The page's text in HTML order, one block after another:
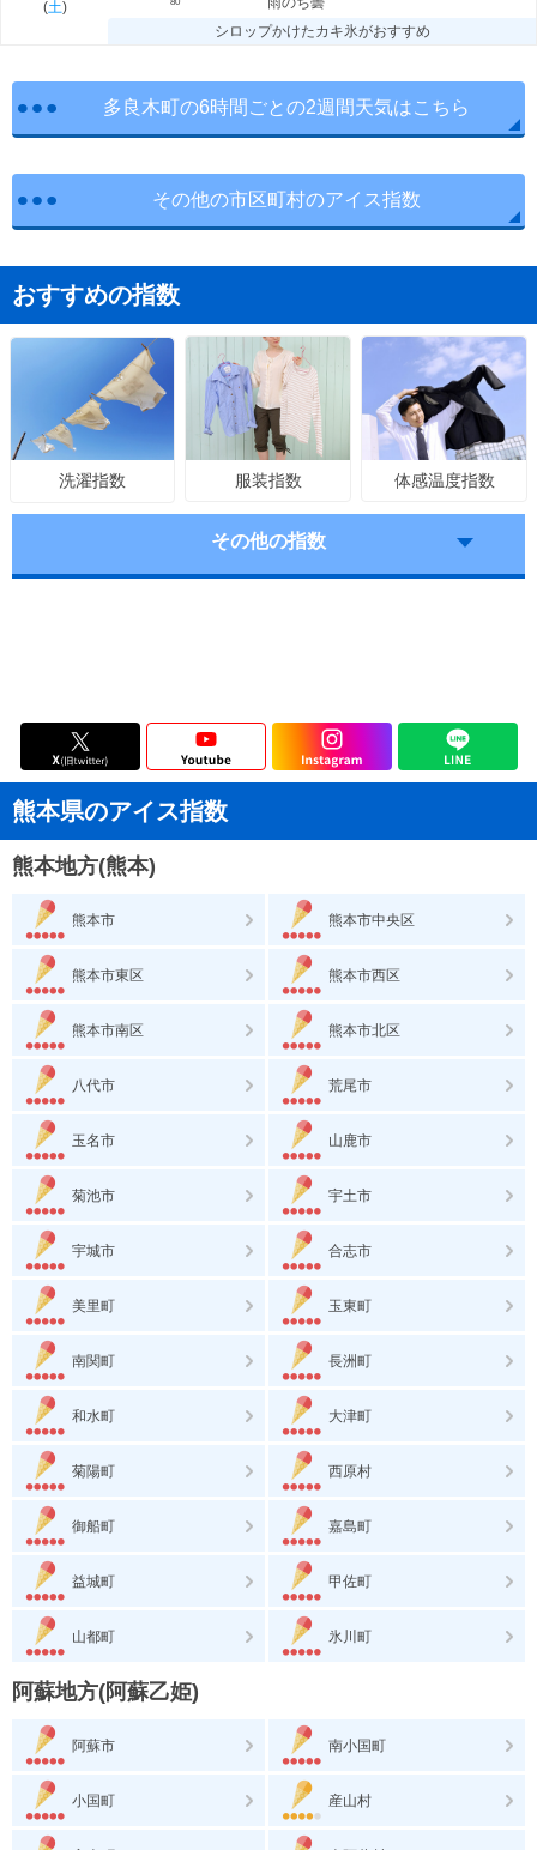
(土)
シロップかけたカキ氷がおすすめ
多良木町の6時間ごとの2週間天気はこちら
その他の市区町村のアイス指数
おすすめの指数
洗濯指数 服装指数 体感温度指数
その他の指数
熊本県のアイス指数
熊本地方(熊本)
熊本市 熊本市中央区
熊本市東区 熊本市西区
熊本市南区 熊本市北区
八代市 荒尾市
玉名市 山鹿市
菊池市 宇土市
宇城市 合志市
美里町 玉東町
南関町 長洲町
和水町 大津町
菊陽町 西原村
御船町 嘉島町
益城町 甲佐町
山都町 氷川町
阿蘇地方(阿蘇乙姫)
阿蘇市 南小国町
小国町 産山村